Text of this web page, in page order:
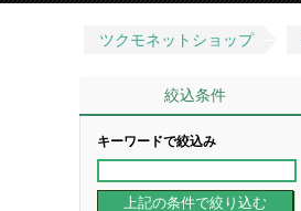
ツクモネットショップ
絞込条件
キーワードで絞込み